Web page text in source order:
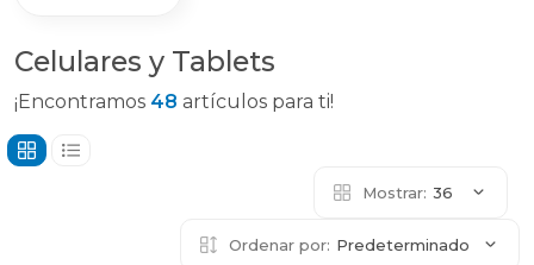
Celulares y Tablets
¡Encontramos 48 artículos para ti!
Mostrar: 36
Ordenar por: Predeterminado